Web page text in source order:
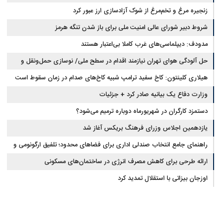
زنجیره مرغ و تخم‌مرغ از شوک آزادسازی ارز عبور کرد
شروط دبیر شورای عالی امنیت ملی برای باز شدن تنگه هرمز
مدودف: دیپلماسی‌های غرب کاملا بی‌اعتبار هستند
حل آلودگی هوای تهران نیازمند اقدام در سطح ملی/ نوسازی حمل‌ونقل و
کنترل بارگذاری‌هادراولویت
هیلاری کلینتون: کاخ سفید ترامپ شبیه کاخ‌های صدام در زمان سقوط است
وزارت دفاع یک بیانیه صادر کرد + جزئیات
دستمزد کارگران در شهریورماه دوباره ترمیم می‌شود؟
یازدهمین اجلاس وزرای فرهنگ بریکس آغاز شد
راهنمای جامع انتخاب صندلی اداری برای فضاهای محدود؛ تلفیق ارگونومی و
طراحی
ارائه طرحی برای کاهش مصرف انرژی در ساختمان‌های مسکونی
اوزجان بیزاتی با استقلال تمدید کرد